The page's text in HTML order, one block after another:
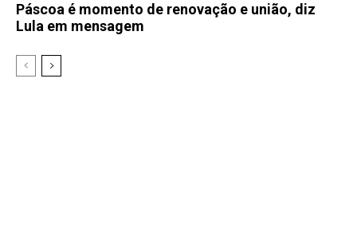
Páscoa é momento de renovação e união, diz
Lula em mensagem